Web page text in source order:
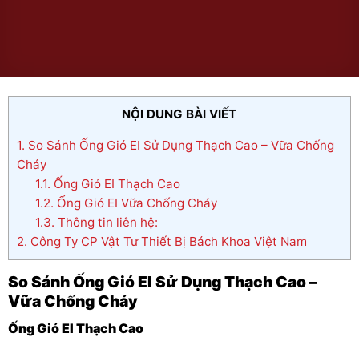
NỘI DUNG BÀI VIẾT
1. So Sánh Ống Gió EI Sử Dụng Thạch Cao – Vữa Chống
Cháy
1.1. Ống Gió EI Thạch Cao
1.2. Ống Gió EI Vữa Chống Cháy
1.3. Thông tin liên hệ:
2. Công Ty CP Vật Tư Thiết Bị Bách Khoa Việt Nam
So Sánh Ống Gió EI Sử Dụng Thạch Cao –
Vữa Chống Cháy
Ống Gió EI Thạch Cao